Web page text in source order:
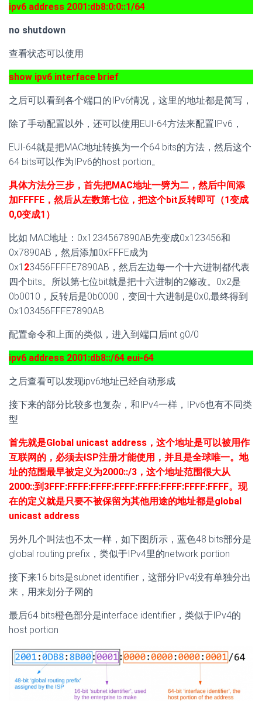
ipv6 address 2001:db8:0:0::1/64
no shutdown
查看状态可以使用
show ipv6 interface brief
之后可以看到各个端口的IPv6情况，这里的地址都是简写，
除了手动配置以外，还可以使用EUI-64方法来配置IPv6，
EUI-64就是把MAC地址转换为一个64 bits的方法，然后这个
64 bits可以作为IPv6的host portion。
具体方法分三步，首先把MAC地址一劈为二，然后中间添
加FFFFE，然后从左数第七位，把这个bit反转即可（1变成
0,0变成1）
比如 MAC地址：0x1234567890AB先变成0x123456和
0x7890AB，然后添加0xFFFE成为
0x1 23456FFFFE7890AB，然后左边每一个十六进制都代表
四个bits。所以第七位bit就是把十六进制的2修改。0x2是
0b0010，反转后是0b0000，变回十六进制是0x0,最终得到
0x103456FFFE7890AB
配置命令和上面的类似，进入到端口后int g0/0
ipv6 address 2001:db8::/64 eui-64
之后查看可以发现ipv6地址已经自动形成
接下来的部分比较多也复杂，和IPv4一样，IPv6也有不同类
型
首先就是Global unicast address，这个地址是可以被用作
互联网的，必须去ISP注册才能使用，并且是全球唯一。地
址的范围最早被定义为2000::/3，这个地址范围很大从
2000::到3FFF:FFFF:FFFF:FFFF:FFFF:FFFF:FFFF:FFFF。现
在的定义就是只要不被保留为其他用途的地址都是global
unicast address
另外几个叫法也不太一样，如下图所示，蓝色48 bits部分是
global routing prefix，类似于IPv4里的network portion
接下来16 bits是subnet identifier，这部分IPv4没有单独分出
来，用来划分子网的
最后64 bits橙色部分是interface identifier，类似于IPv4的
host portion